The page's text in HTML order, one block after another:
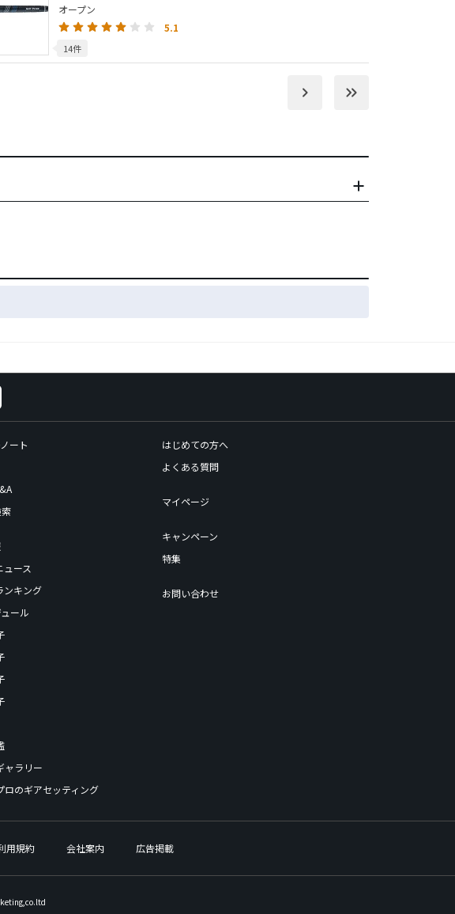
オープン
5.1
14件
keyboard_arrow_right keyboard_double_arrow_right
ート
ュース
ンキング
ール
ャラリー
ロのギアセッティング
はじめての方へ
よくある質問
マイページ
キャンペーン
特集
お問い合わせ
用規約 会社案内 広告掲載